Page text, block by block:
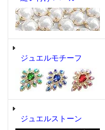
ジュエルモチーフ
ジュエルストーン